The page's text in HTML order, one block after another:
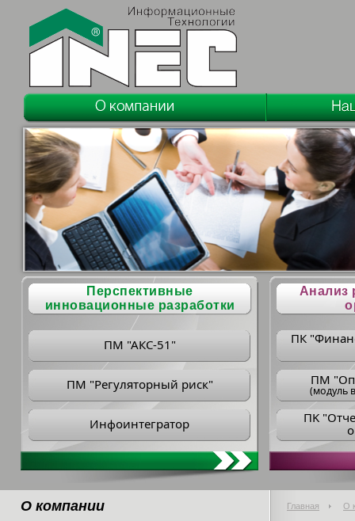
Перспективные
инновационные разработки
ПМ "АКС-51"
ПМ "Регуляторный риск"
Инфоинтегратор
Анализ
ПК
ПM
(модуль
ПK
О компании Главная О